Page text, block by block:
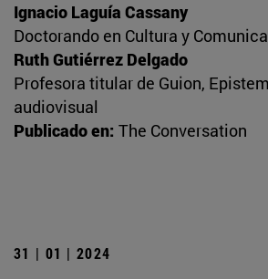
Ignacio Laguía Cassany
Doctorando en Cultura y
Ruth Gutiérrez Delgado
Profesora titular de Guion,
audiovisual
Publicado en: The Conversation
31 | 01 | 2024